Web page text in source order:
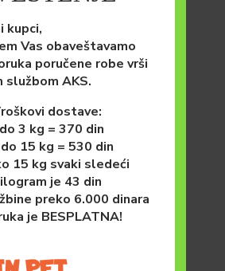
ZA PSE (SUVA)
Puppy and
i Pirinač 12kg
рсд
kupci,
Vas obaveštavamo
poručene robe vrši
službom AKS.
dostave:
3 kg = 370 din
15 kg = 530 din
15 kg svaki sledeći
je 43 din
preko 6.000 dinara
je BESPLATNA!